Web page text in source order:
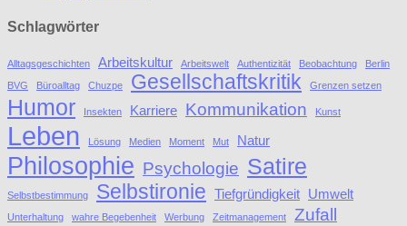
Schlagwörter
Alltagsgeschichten Arbeitskultur Arbeitswelt Authentizität Beobachtung
Berlin
BVG
Büroalltag Chuzpe Gesellschaftskritik Grenzen setzen
Humor Insekten Karriere Kommunikation Kunst
Leben Lösung Medien Moment Mut Natur
Philosophie Psychologie Satire
Selbstbestimmung Selbstironie Tiefgründigkeit Umwelt
Unterhaltung wahre Begebenheit Werbung Zeitmanagement Zufall